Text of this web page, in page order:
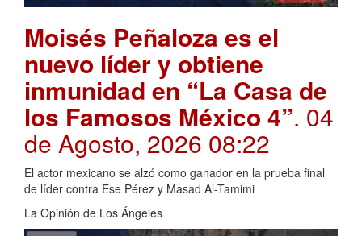
Moisés Peñaloza es el
nuevo líder y obtiene
inmunidad en “La Casa de
los Famosos México 4”. 04
de Agosto, 2026 08:22
El actor mexicano se alzó como ganador en la prueba final
de líder contra Ese Pérez y Masad Al-Tamimi
La Opinión de Los Ángeles